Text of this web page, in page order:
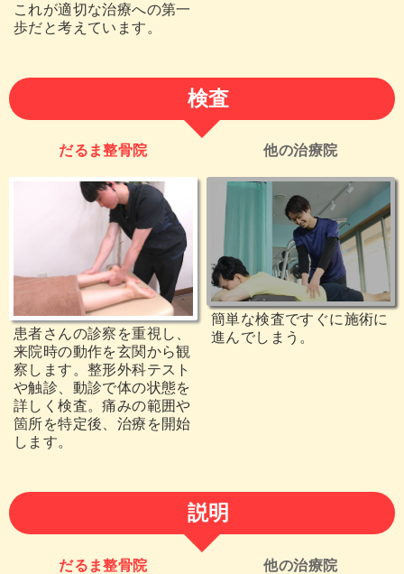
これが適切な治療への第一
歩だと考えています。
検査
だるま整骨院
患者さんの診察を重視し、
来院時の動作を玄関から観
察します。整形外科テスト
や触診、動診で体の状態を
詳しく検査。痛みの範囲や
箇所を特定後、治療を開始
します。
他の治療院
簡単な検査ですぐに施術に
進んでしまう。
説明
だるま整骨院 他の治療院